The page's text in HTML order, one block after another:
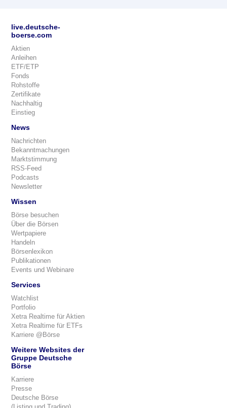
live.deutsche-
boerse.com
Aktien
Anleihen
ETF/ETP
Fonds
Rohstoffe
Zertifikate
Nachhaltig
Einstieg
News
Nachrichten
Bekanntmachungen
Marktstimmung
RSS-Feed
Podcasts
Newsletter
Wissen
Börse besuchen
Über die Börsen
Wertpapiere
Handeln
Börsenlexikon
Publikationen
Events und Webinare
Services
Watchlist
Portfolio
Xetra Realtime für Aktien
Xetra Realtime für ETFs
Karriere @Börse
Weitere Websites der
Gruppe Deutsche
Börse
Karriere
Presse
Deutsche Börse